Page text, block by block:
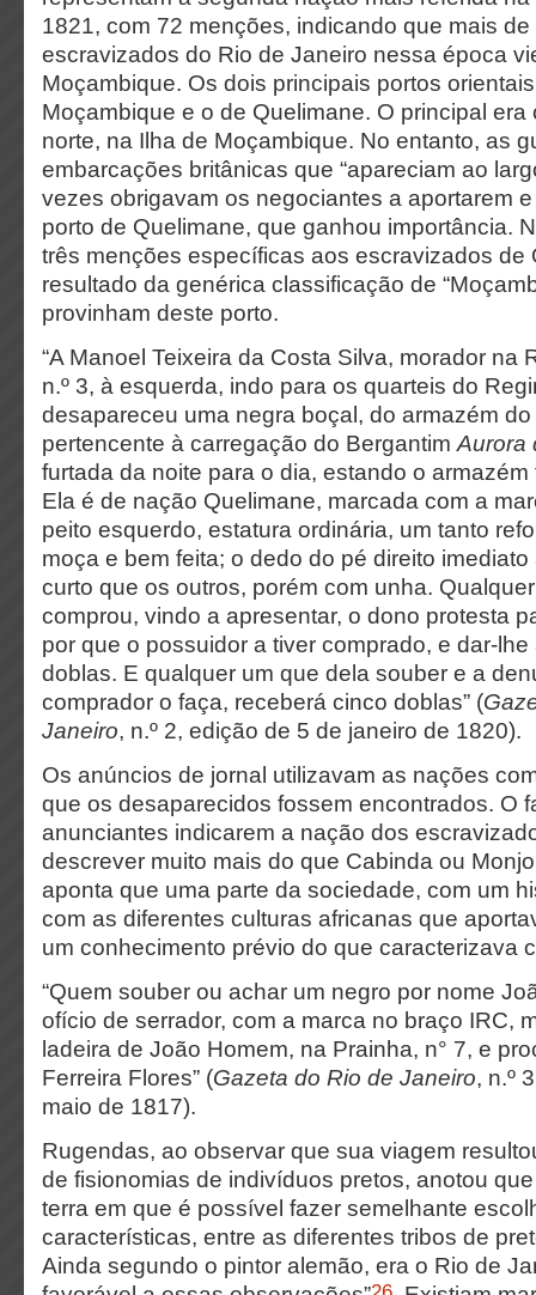
1821, com 72 menções, indicando que mais
escravizados do Rio de Janeiro nessa época
Moçambique. Os dois principais portos
Moçambique e o de Quelimane. O principal era
norte, na Ilha de Moçambique. No entanto, as
embarcações britânicas que “apareciam ao
vezes obrigavam os negociantes a aportarem
porto de Quelimane, que ganhou importância.
três menções específicas aos escravizados de
resultado da genérica classificação de
provinham deste porto.
“A Manoel Teixeira da Costa Silva, morador na
n.º 3, à esquerda, indo para os quarteis do
desapareceu uma negra boçal, do armazém do
pertencente à carregação do Bergantim Aurora
furtada da noite para o dia, estando o
Ela é de nação Quelimane, marcada com a
peito esquerdo, estatura ordinária, um tanto
moça e bem feita; o dedo do pé direito
curto que os outros, porém com unha.
comprou, vindo a apresentar, o dono protesta
por que o possuidor a tiver comprado, e dar-
doblas. E qualquer um que dela souber e a
comprador o faça, receberá cinco doblas” (
Janeiro, n.º 2, edição de 5 de janeiro de 1820).
Os anúncios de jornal utilizavam as nações
que os desaparecidos fossem encontrados. O
anunciantes indicarem a nação dos
descrever muito mais do que Cabinda ou
aponta que uma parte da sociedade, com um
com as diferentes culturas africanas que
um conhecimento prévio do que caracterizava
“Quem souber ou achar um negro por nome
ofício de serrador, com a marca no braço IRC,
ladeira de João Homem, na Prainha, n° 7, e
Ferreira Flores” (Gazeta do Rio de Janeiro, n.º
maio de 1817).
Rugendas, ao observar que sua viagem
de fisionomias de indivíduos pretos, anotou
terra em que é possível fazer semelhante
características, entre as diferentes tribos de
Ainda segundo o pintor alemão, era o Rio de